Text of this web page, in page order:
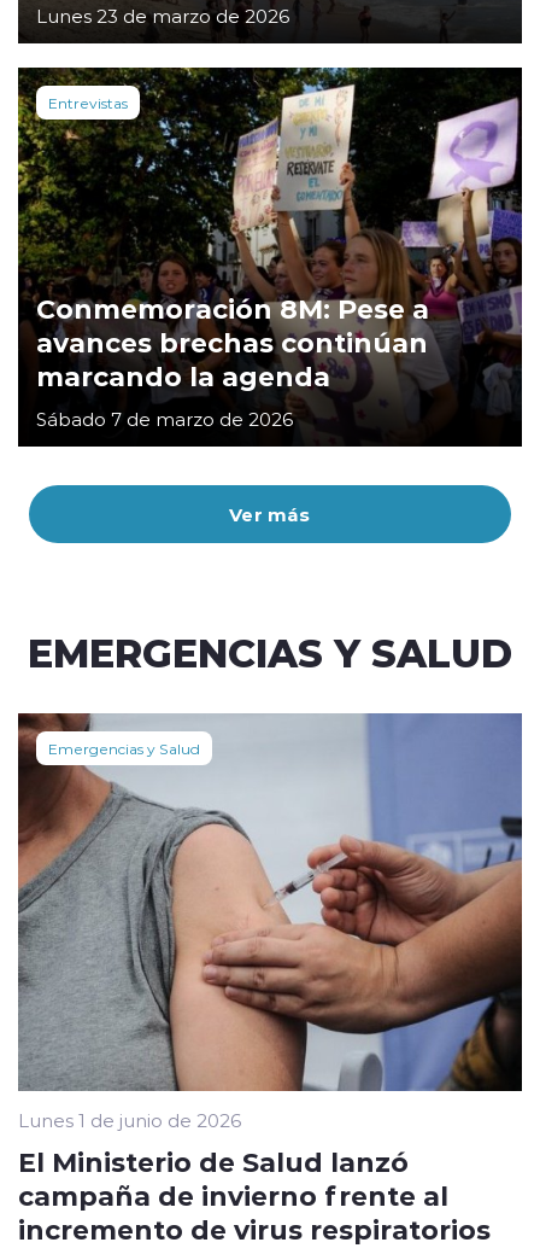
Ver más
Lunes 23 de marzo de 2026
Entrevistas
Conmemoración 8M: Pese a
avances brechas continúan
marcando la agenda
Sábado 7 de marzo de 2026
EMERGENCIAS Y SALUD
Emergencias y Salud
Lunes 1 de junio de 2026
El Ministerio de Salud lanzó
campaña de invierno frente al
incremento de virus respiratorios